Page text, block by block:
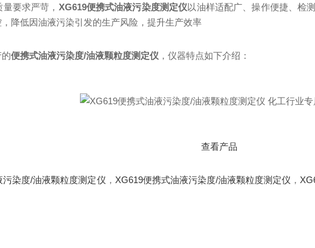
要求严苛， XG619便携式油液污染度测定仪以油样适配广、操作便捷、检
降低因油液污染引发的生产风险，提升生产效率
的便携式油液污染度/油液颗粒度测定仪 ，仪器特点如下介绍：
查看产品
污染度/油液颗粒度测定仪 ， XG619便携式油液污染度/油液颗粒度测定仪 ，